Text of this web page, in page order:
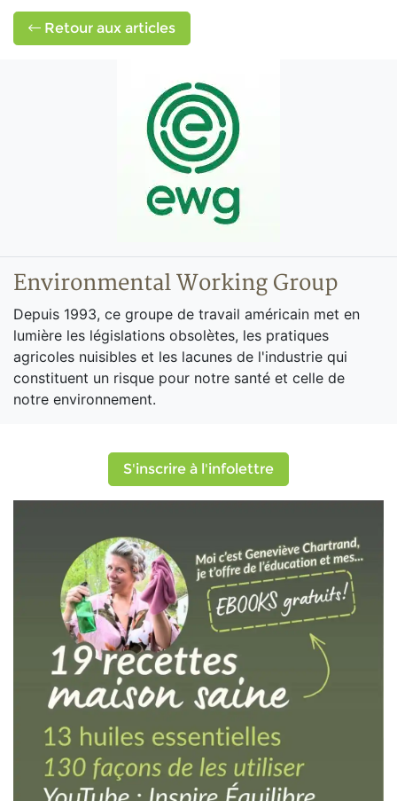
Retour aux articles
Environmental Working Group
Depuis 1993, ce groupe de travail américain met en
lumière les législations obsolètes, les pratiques
agricoles nuisibles et les lacunes de l'industrie qui
constituent un risque pour notre santé et celle de
notre environnement.
S'inscrire à l'infolettre